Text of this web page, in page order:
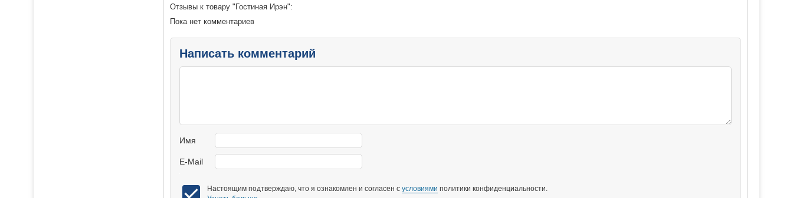
Отзывы к товару "Гостиная Ирэн":
Пока нет комментариев
Написать комментарий
Имя
E-Mail
Настоящим подтверждаю, что я ознакомлен и согласен с условиями политики конфиденциальности.